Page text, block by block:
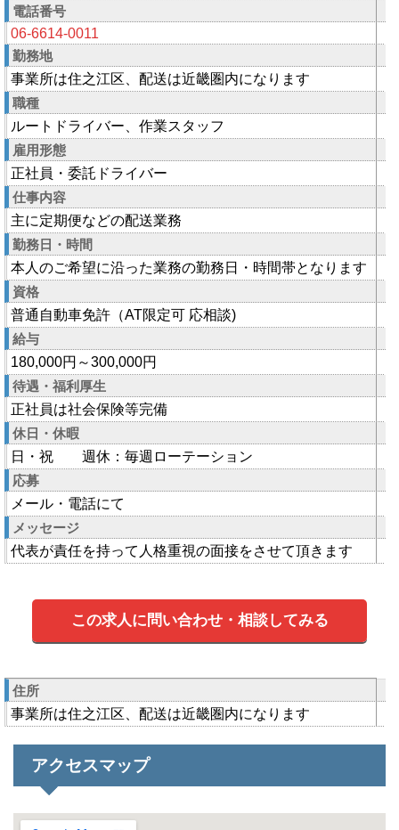
電話番号
06-6614-0011
勤務地
事業所は住之江区、配送は近畿圏内になります
職種
ルートドライバー、作業スタッフ
雇用形態
正社員・委託ドライバー
仕事内容
主に定期便などの配送業務
勤務日・時間
本人のご希望に沿った業務の勤務日・時間帯となります
資格
普通自動車免許（AT限定可 応相談)
給与
180,000円～300,000円
待遇・福利厚生
正社員は社会保険等完備
休日・休暇
日・祝 週休：毎週ローテーション
応募
メール・電話にて
メッセージ
代表が責任を持って人格重視の面接をさせて頂きます
この求人に問い合わせ・相談してみる
住所
事業所は住之江区、配送は近畿圏内になります
アクセスマップ